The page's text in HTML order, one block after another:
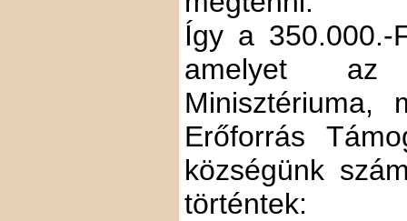
Így a 350.000.-
amelyet az
Minisztériuma,
Erőforrás
községünk
történtek: